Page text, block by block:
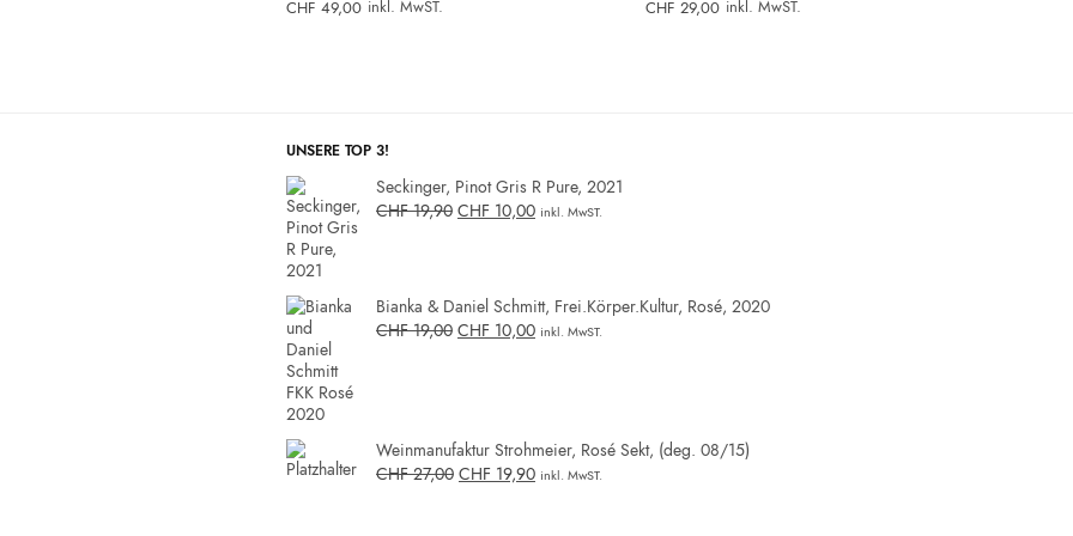
CHF 49,00 inkl. MwST. CHF 29,00 inkl. MwST.
UNSERE TOP 3!
Seckinger, Pinot Gris R Pure, 2021
CHF19,90 CHF 10,00 inkl. MwST.
Bianka & Daniel Schmitt, Frei.Körper.Kultur, Rosé, 2020
CHF19,00 CHF 10,00 inkl. MwST.
Weinmanufaktur Strohmeier, Rosé Sekt, (deg. 08/15)
CHF27,00 CHF 19,90 inkl. MwST.